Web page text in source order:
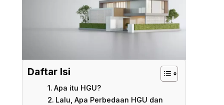
Daftar Isi
Apa itu HGU?
Lalu, Apa Perbedaan HGU dan